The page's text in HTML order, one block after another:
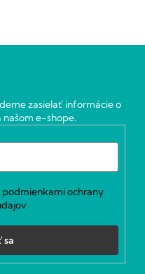
zasielať informácie o
e-shope.
podmienkami ochrany
sa